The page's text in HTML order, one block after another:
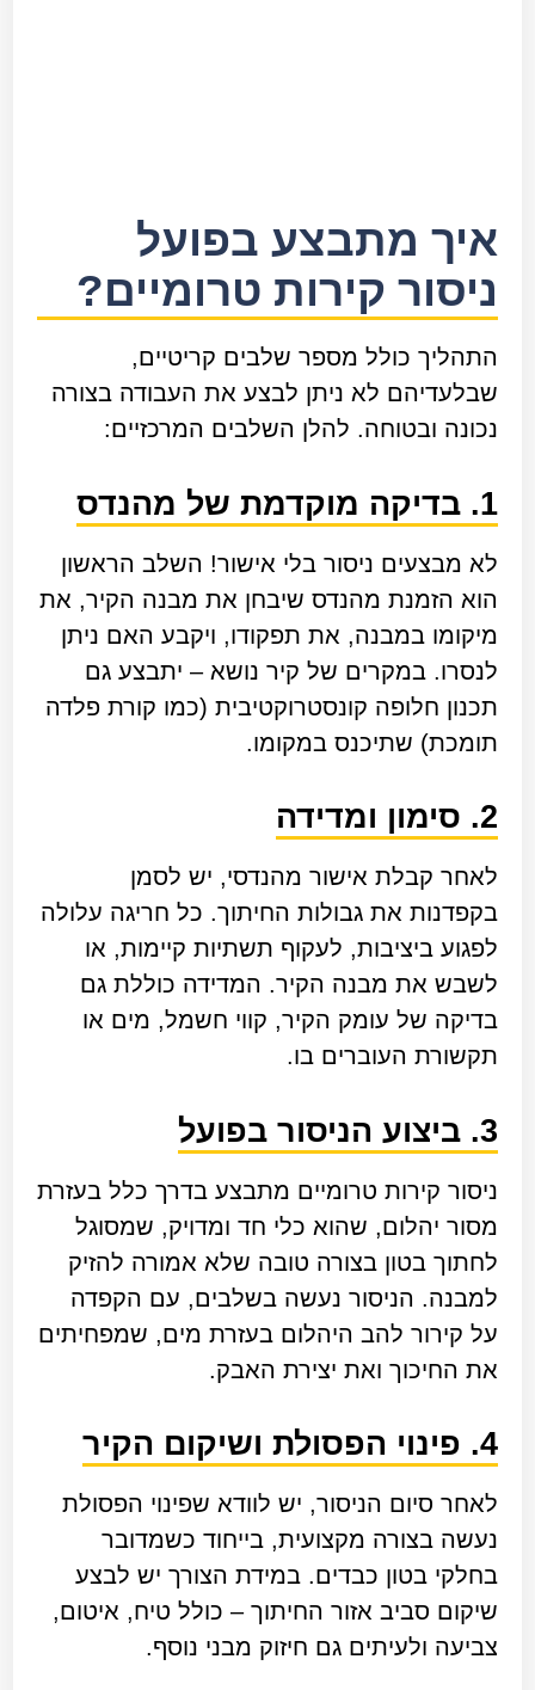
איך מתבצע בפועל
ניסור קירות טרומיים?
התהליך כולל מספר שלבים קריטיים,
שבלעדיהם לא ניתן לבצע את העבודה בצורה
נכונה ובטוחה. להלן השלבים המרכזיים:
1. בדיקה מוקדמת של מהנדס
לא מבצעים ניסור בלי אישור! השלב הראשון
הוא הזמנת מהנדס שיבחן את מבנה הקיר, את
מיקומו במבנה, את תפקודו, ויקבע האם ניתן
לנסרו. במקרים של קיר נושא – יתבצע גם
תכנון חלופה קונסטרוקטיבית (כמו קורת פלדה
תומכת) שתיכנס במקומו.
2. סימון ומדידה
לאחר קבלת אישור מהנדסי, יש לסמן
בקפדנות את גבולות החיתוך. כל חריגה עלולה
לפגוע ביציבות, לעקוף תשתיות קיימות, או
לשבש את מבנה הקיר. המדידה כוללת גם
בדיקה של עומק הקיר, קווי חשמל, מים או
תקשורת העוברים בו.
3. ביצוע הניסור בפועל
ניסור קירות טרומיים מתבצע בדרך כלל בעזרת
מסור יהלום, שהוא כלי חד ומדויק, שמסוגל
לחתוך בטון בצורה טובה שלא אמורה להזיק
למבנה. הניסור נעשה בשלבים, עם הקפדה
על קירור להב היהלום בעזרת מים, שמפחיתים
את החיכוך ואת יצירת האבק.
4. פינוי הפסולת ושיקום הקיר
לאחר סיום הניסור, יש לוודא שפינוי הפסולת
נעשה בצורה מקצועית, בייחוד כשמדובר
בחלקי בטון כבדים. במידת הצורך יש לבצע
שיקום סביב אזור החיתוך – כולל טיח, איטום,
צביעה ולעיתים גם חיזוק מבני נוסף.